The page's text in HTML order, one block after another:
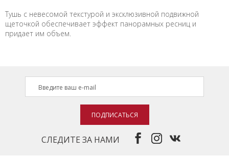
Тушь с невесомой текстурой и эксклюзивной подвижной
щеточкой обеспечивает эффект панорамных ресниц и
придает им объем.
СЛЕДИТЕ ЗА НАМИ
ПОДПИСАТЬСЯ